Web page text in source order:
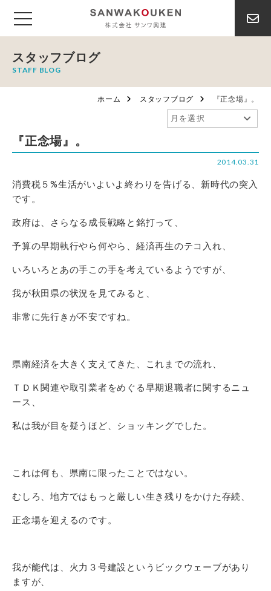
スタッフブログ
STAFF BLOG
ホーム スタッフブログ 『正念場』。
『正念場』。
2014.03.31
消費税５%生活がいよいよ終わりを告げる、新時代の突入
です。
政府は、さらなる成長戦略と銘打って、
予算の早期執行やら何やら、経済再生のテコ入れ、
いろいろとあの手この手を考えているようですが、
我が秋田県の状況を見てみると、
非常に先行きが不安ですね。
県南経済を大きく支えてきた、これまでの流れ、
ＴＤＫ関連や取引業者をめぐる早期退職者に関するニュ
ース、
私は我が目を疑うほど、ショッキングでした。
これは何も、県南に限ったことではない。
むしろ、地方ではもっと厳しい生き残りをかけた存続、
正念場を迎えるのです。
我が能代は、火力３号建設というビックウェーブがあり
ますが、